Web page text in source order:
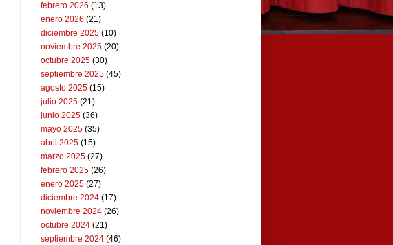
febrero 2026 (13)
enero 2026 (21)
diciembre 2025 (10)
noviembre 2025 (20)
octubre 2025 (30)
septiembre 2025 (45)
agosto 2025 (15)
julio 2025 (21)
junio 2025 (36)
mayo 2025 (35)
abril 2025 (15)
marzo 2025 (27)
febrero 2025 (26)
enero 2025 (27)
diciembre 2024 (17)
noviembre 2024 (26)
octubre 2024 (21)
septiembre 2024 (46)